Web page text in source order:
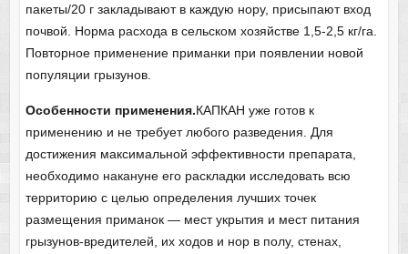
пакеты/20 г закладывают в каждую нору, присыпают вход
почвой. Норма расхода в сельском хозяйстве 1,5-2,5 кг/га.
Повторное применение приманки при появлении новой
популяции грызунов.
Особенности применения.КАПКАН уже готов к
применению и не требует любого разведения. Для
достижения максимальной эффективности препарата,
необходимо накануне его раскладки исследовать всю
территорию с целью определения лучших точек
размещения приманок — мест укрытия и мест питания
грызунов-вредителей, их ходов и нор в полу, стенах,